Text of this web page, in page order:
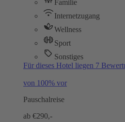
Familie
Internetzugang
Wellness
Sport
Sonstiges
Für dieses Hotel liegen 7
von 100% vor
Pauschalreise
ab €290,-